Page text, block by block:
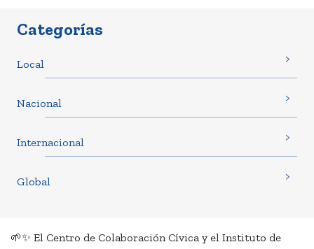
Categorías
Local
Nacional
Internacional
Global
🌱✨ El Centro de Colaboración Cívica y el Instituto de